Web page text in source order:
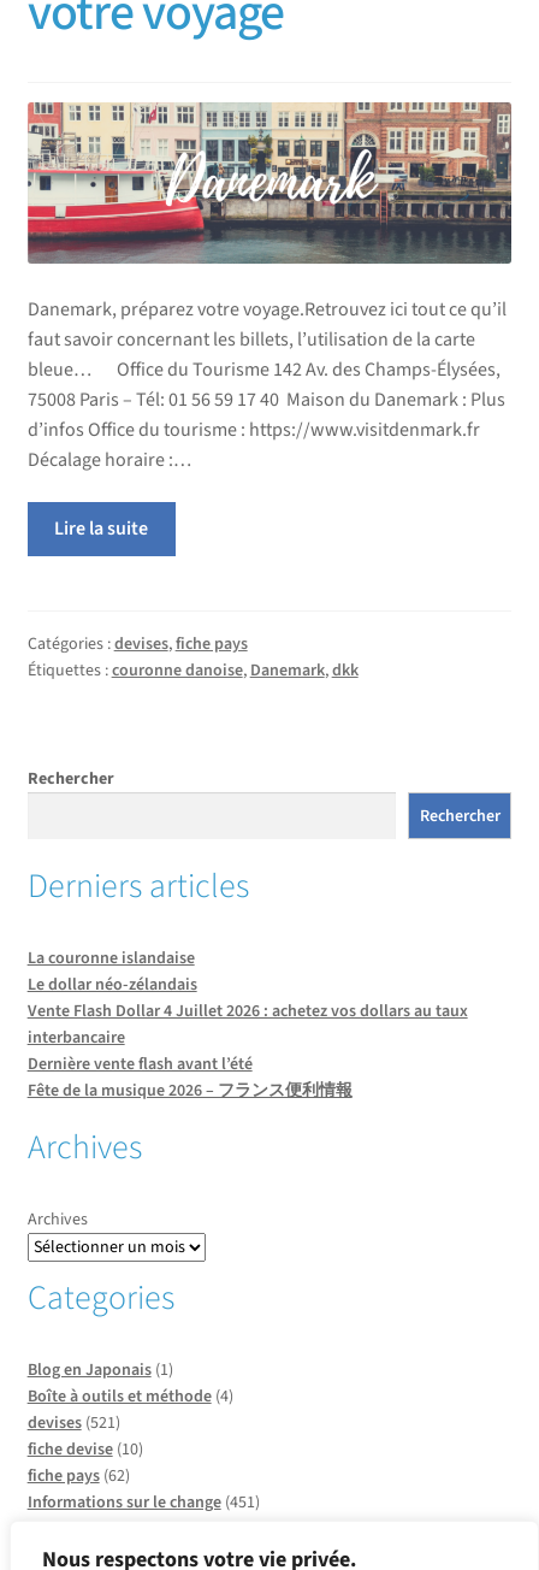
Nous respectons votre vie privée.
Danemark, préparez votre voyage.Retrouvez ici tout ce qu’il
faut savoir concernant les billets, l’utilisation de la carte
bleue… Office du Tourisme 142 Av. des Champs-Élysées,
75008 Paris – Tél: 01 56 59 17 40 Maison du Danemark : Plus
d’infos Office du tourisme : https://www.visitdenmark.fr
Décalage horaire :…
Lire la suite
Catégories :devises,fiche pays
Étiquettes :couronne danoise,Danemark,dkk
Rechercher
Rechercher
Derniers articles
La couronne islandaise
Le dollar néo-zélandais
Vente Flash Dollar 4 Juillet 2026 : achetez vos dollars au taux
interbancaire
Dernière vente flash avant l’été
Fête de la musique 2026 – フランス便利情報
Archives
Archives
Categories
Blog en Japonais(1)
Boîte à outils et méthode(4)
devises(521)
fiche devise(10)
fiche pays(62)
Informations sur le change(451)
Infos sur CCO(137)